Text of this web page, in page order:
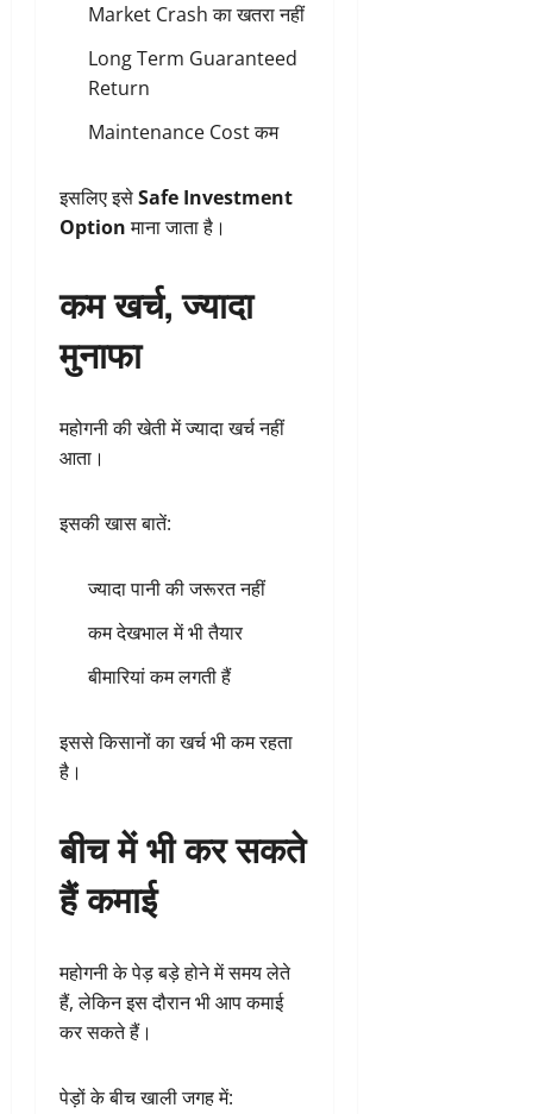
Market Crash का खतरा नहीं
Long Term Guaranteed
Return
Maintenance Cost कम
इसलिए इसेSafe Investment
Optionमाना जाता है।
कम खर्च, ज्यादा
मुनाफा
महोगनी की खेती में ज्यादा खर्च नहीं
आता।
इसकी खास बातें:
ज्यादा पानी की जरूरत नहीं
कम देखभाल में भी तैयार
बीमारियां कम लगती हैं
इससे किसानों का खर्च भी कम रहता
है।
बीच में भी कर सकते
हैं कमाई
महोगनी के पेड़ बड़े होने में समय लेते
हैं, लेकिन इस दौरान भी आप कमाई
कर सकते हैं।
पेड़ों के बीच खाली जगह में: